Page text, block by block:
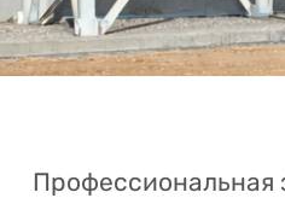
Профессиональная